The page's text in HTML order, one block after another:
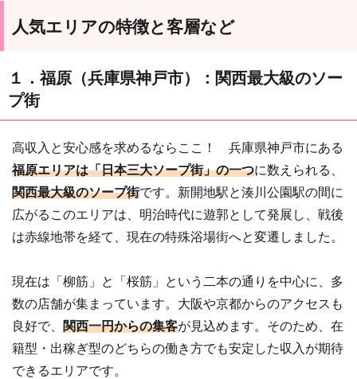
人気エリアの特徴と客層など
１．福原（兵庫県神戸市）：関西最大級のソー
プ街
高収入と安心感を求めるならここ！ 兵庫県神戸市にある
福原エリアは「日本三大ソープ街」の一つに数えられる、
関西最大級のソープ街です。新開地駅と湊川公園駅の間に
広がるこのエリアは、明治時代に遊郭として発展し、戦後
は赤線地帯を経て、現在の特殊浴場街へと変遷しました。
現在は「柳筋」と「桜筋」という二本の通りを中心に、多
数の店舗が集まっています。大阪や京都からのアクセスも
良好で、 関西一円からの集客が見込めます。そのため、在
籍型・出稼ぎ型のどちらの働き方でも安定した収入が期待
できるエリアです。